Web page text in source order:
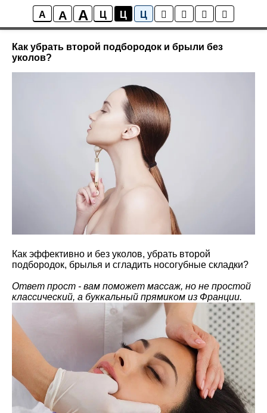
A A A Ц Ц Ц
Блог клиники Xella
Как убрать второй подбородок и брыли без
уколов?
Как эффективно и без уколов, убрать второй
подбородок, брылья и сгладить носогубные складки?
Ответ прост - вам поможет массаж, но не простой
классический, а буккальный прямиком из Франции.